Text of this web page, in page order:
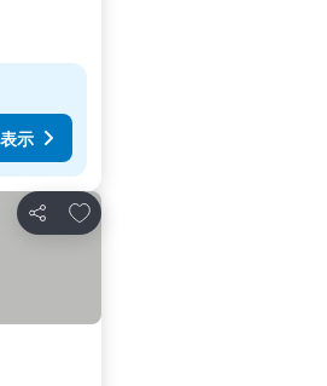
示
シェア
お気に入りに追加